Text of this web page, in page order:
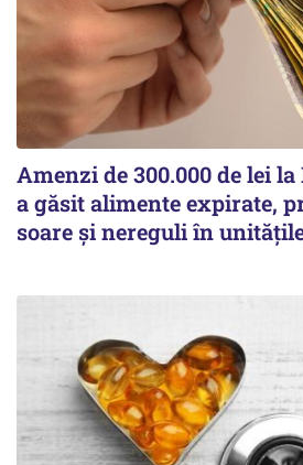
Amenzi de 300.000 de lei la
a găsit alimente expirate,
soare și nereguli în